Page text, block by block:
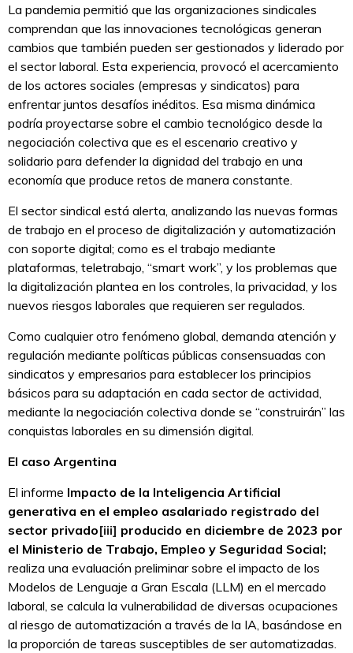
La pandemia permitió que las organizaciones sindicales
comprendan que las innovaciones tecnológicas generan
cambios que también pueden ser gestionados y liderado por
el sector laboral. Esta experiencia, provocó el acercamiento
de los actores sociales (empresas y sindicatos) para
enfrentar juntos desafíos inéditos. Esa misma dinámica
podría proyectarse sobre el cambio tecnológico desde la
negociación colectiva que es el escenario creativo y
solidario para defender la dignidad del trabajo en una
economía que produce retos de manera constante.
El sector sindical está alerta, analizando las nuevas formas
de trabajo en el proceso de digitalización y automatización
con soporte digital; como es el trabajo mediante
plataformas, teletrabajo, “smart work”, y los problemas que
la digitalización plantea en los controles, la privacidad, y los
nuevos riesgos laborales que requieren ser regulados.
Como cualquier otro fenómeno global, demanda atención y
regulación mediante políticas públicas consensuadas con
sindicatos y empresarios para establecer los principios
básicos para su adaptación en cada sector de actividad,
mediante la negociación colectiva donde se “construirán” las
conquistas laborales en su dimensión digital.
El caso Argentina
El informe Impacto de la Inteligencia Artificial
generativa en el empleo asalariado registrado del
sector privado[iii] producido en diciembre de 2023 por
el Ministerio de Trabajo, Empleo y Seguridad Social;
realiza una evaluación preliminar sobre el impacto de los
Modelos de Lenguaje a Gran Escala (LLM) en el mercado
laboral, se calcula la vulnerabilidad de diversas ocupaciones
al riesgo de automatización a través de la IA, basándose en
la proporción de tareas susceptibles de ser automatizadas.